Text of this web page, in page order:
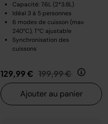
Capacité: 7.6L (2*3.8L)
Idéal 3 à 5 personnes
6 modes de cuisson (max
240°C), T°C ajustable
Synchronisation des
cuissons
129,99 € Prix réduit de
199,99 € au
Ajouter au panier